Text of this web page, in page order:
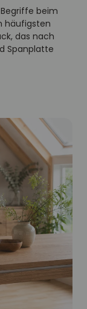
beim
häufigsten
das nach
Spanplatte